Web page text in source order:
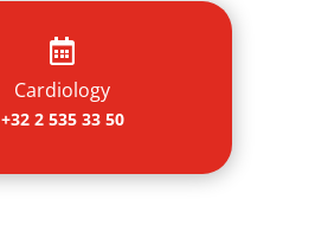

Cardiology
+32 2 535 33 50